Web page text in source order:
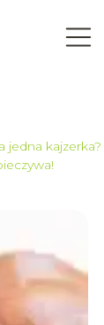
jedna kajzerka?